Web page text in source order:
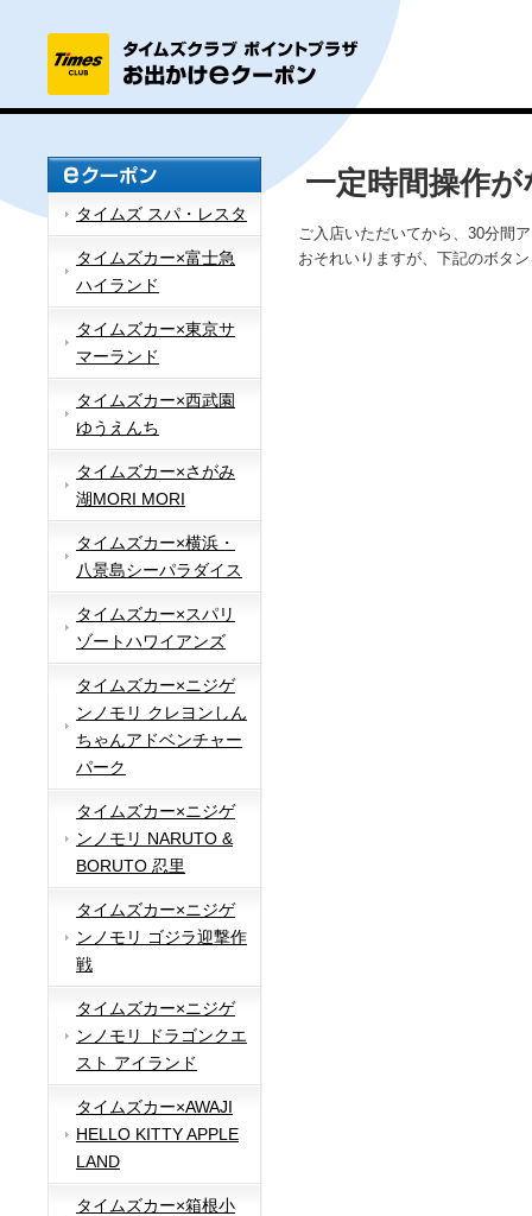
タイムズ スパ・レスタ
タイムズカー×富士急
ハイランド
タイムズカー×東京サ
マーランド
タイムズカー×西武園
ゆうえんち
タイムズカー×さがみ
湖MORI MORI
タイムズカー×横浜・
八景島シーパラダイス
タイムズカー×スパリ
ゾートハワイアンズ
タイムズカー×ニジゲ
ンノモリ クレヨンしん
ちゃんアドベンチャー
パーク
タイムズカー×ニジゲ
ンノモリ NARUTO &
BORUTO 忍里
タイムズカー×ニジゲ
ンノモリ ゴジラ迎撃作
戦
タイムズカー×ニジゲ
ンノモリ ドラゴンクエ
スト アイランド
タイムズカー×AWAJI
HELLO KITTY APPLE
LAND
タイムズカー×箱根小
一定時間操作
ご入店いただいてから、30分間
おそれいりますが、下記のボタ